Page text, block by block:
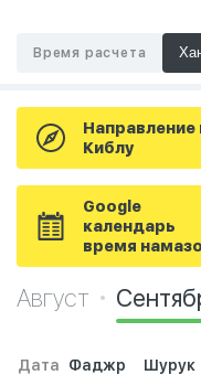
Время расчета
Направление
Киблу
Google
календарь
время
Август
Дата Фаджр Шурук